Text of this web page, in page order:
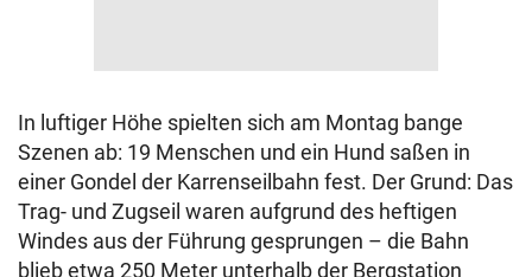
In luftiger Höhe spielten sich am Montag bange
Szenen ab: 19 Menschen und ein Hund saßen in
einer Gondel der Karrenseilbahn fest. Der Grund: Das
Trag- und Zugseil waren aufgrund des heftigen
Windes aus der Führung gesprungen – die Bahn
blieb etwa 250 Meter unterhalb der Bergstation